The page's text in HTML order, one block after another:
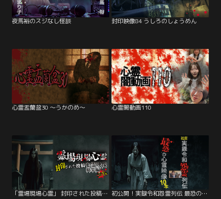
夜馬裕のスジなし怪談 封印映像84 うしろのしょうめん
心霊盂蘭盆30 ～うかのめ～ 心霊闇動画110
「霊場現場心霊」 封印された投稿心霊映像総集編三十本 初公開！実録令和怨霊列伝 最恐の心霊映像10本